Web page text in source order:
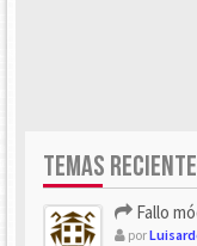
TEMAS
Fallo
por